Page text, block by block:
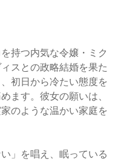
持つ内気な令嬢・ミク
スとの政略結婚を果た
初日から冷たい態度を
ます。彼女の願いは、
のような温かい家庭を
」を唱え、眠っている